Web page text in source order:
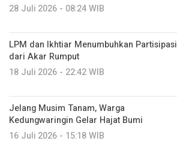
28 Juli 2026 - 08:24 WIB
LPM dan Ikhtiar Menumbuhkan Partisipasi
dari Akar Rumput
18 Juli 2026 - 22:42 WIB
Jelang Musim Tanam, Warga
Kedungwaringin Gelar Hajat Bumi
16 Juli 2026 - 15:18 WIB